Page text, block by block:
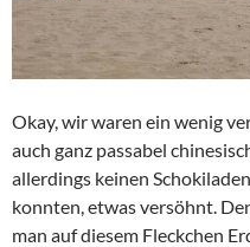
Okay, wir waren ein wenig
auch ganz passabel
allerdings keinen
konnten, etwas versöhnt.
man auf diesem Fleckchen